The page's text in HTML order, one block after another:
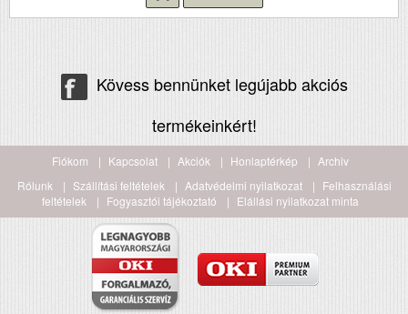
Kövess bennünket legújabb akciós
termékeinkért!
Fiókom Kapcsolat Akciók Honlaptérkép
Archiv
Rólunk
Szállítási feltételek Adatvédelmi nyilatkozat
Felhasználási
feltételek
Fogyasztói tájékoztató Elállási nyilatkozat minta